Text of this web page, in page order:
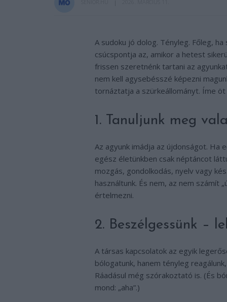
A sudoku jó dolog. Tényleg. Főleg,
csúcspontja az, amikor a hetest
frissen szeretnénk tartani az
nem kell agysebésszé képezni
tornáztatja a szürkeállományt. Íme
1. Tanuljunk meg
Az agyunk imádja az újdonságot. Ha
egész életünkben csak néptáncot
mozgás, gondolkodás, nyelv vagy
használtunk. És nem, az nem számít
értelmezni.
2. Beszélgessünk –
A társas kapcsolatok az egyik
bólogatunk, hanem tényleg
Ráadásul még szórakoztató is. (És
mond: „aha”.)